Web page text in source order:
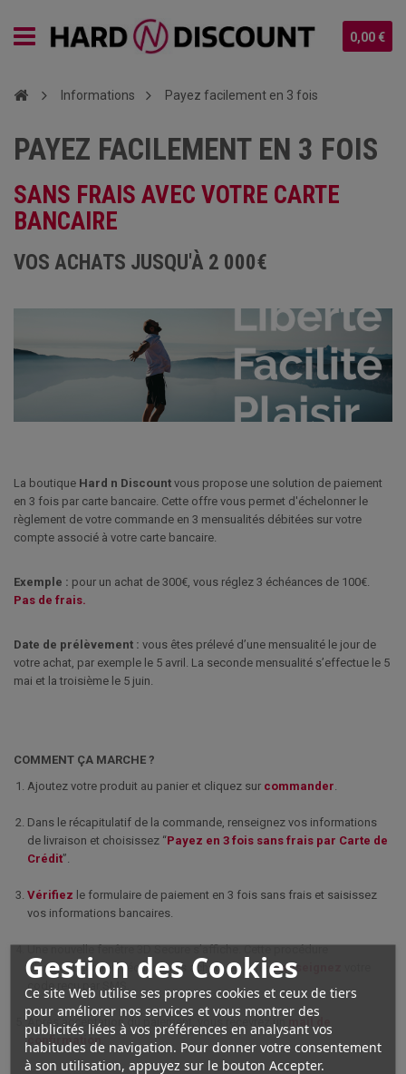
0,00 €
Gestion des Cookies
Ce site Web utilise ses propres cookies et ceux de tiers
pour améliorer nos services et vous montrer des
publicités liées à vos préférences en analysant vos
habitudes de navigation. Pour donner votre consentement
à son utilisation, appuyez sur le bouton Accepter.
Informations Payez facilement en 3 fois
PAYEZ FACILEMENT EN 3 FOIS
SANS FRAIS AVEC VOTRE CARTE
BANCAIRE
VOS ACHATS JUSQU'À 2 000€
La boutique Hard n Discount vous propose une solution de paiement
en 3 fois par carte bancaire. Cette offre vous permet d'échelonner le
règlement de votre commande en 3 mensualités débitées sur votre
compte associé à votre carte bancaire.
Exemple : pour un achat de 300€, vous réglez 3 échéances de 100€.
Pas de frais.
Date de prélèvement : vous êtes prélevé d’une mensualité le jour de
votre achat, par exemple le 5 avril. La seconde mensualité s’effectue le 5
mai et la troisième le 5 juin.
COMMENT ÇA MARCHE ?
Ajoutez votre produit au panier et cliquez sur commander.
Dans le récapitulatif de la commande, renseignez vos informations
de livraison et choisissez “Payez en 3 fois sans frais par Carte de
Crédit”.
Vérifiez le formulaire de paiement en 3 fois sans frais et saisissez
vos informations bancaires.
Une nouvelle fenêtre 3D Secure s’affiche. Cette procédure
d’authentification sécurise vos achats en ligne.Renseignez
code reçu par SMS.
Après acceptation du paiement, vous recevrez un
mail de
confirmation